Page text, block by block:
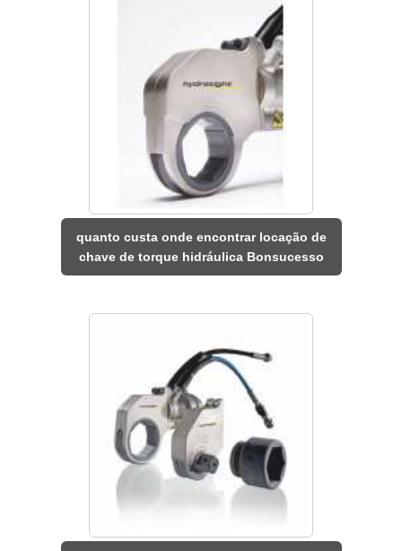
quanto custa onde encontrar locação de
chave de torque hidráulica Bonsucesso